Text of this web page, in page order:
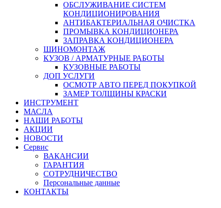
ОБСЛУЖИВАНИЕ СИСТЕМ
КОНДИЦИОНИРОВАНИЯ
АНТИБАКТЕРИАЛЬНАЯ ОЧИСТКА
ПРОМЫВКА КОНДИЦИОНЕРА
ЗАПРАВКА КОНДИЦИОНЕРА
ШИНОМОНТАЖ
КУЗОВ / АРМАТУРНЫЕ РАБОТЫ
КУЗОВНЫЕ РАБОТЫ
ДОП УСЛУГИ
ОСМОТР АВТО ПЕРЕД ПОКУПКОЙ
ЗАМЕР ТОЛЩИНЫ КРАСКИ
ИНСТРУМЕНТ
МАСЛА
НАШИ РАБОТЫ
АКЦИИ
НОВОСТИ
Сервис
ВАКАНСИИ
ГАРАНТИЯ
СОТРУДНИЧЕСТВО
Персональные данные
КОНТАКТЫ